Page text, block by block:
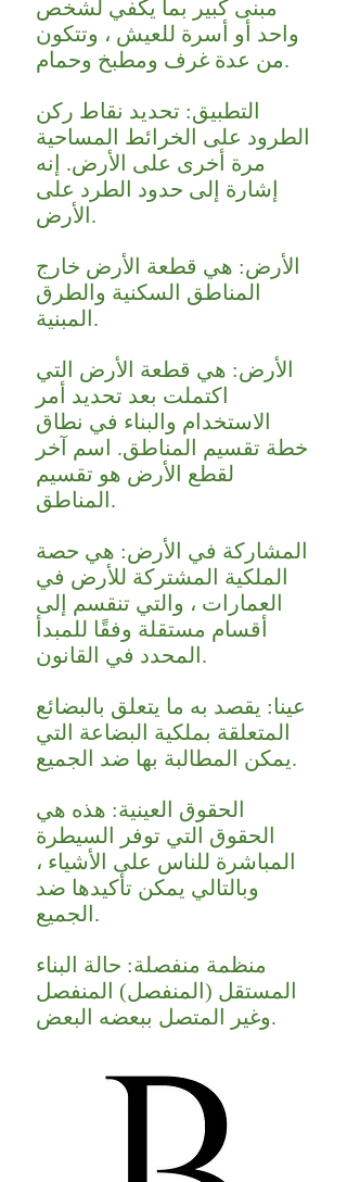
مبنى كبير بما يكفي لشخص
واحد أو أسرة للعيش ، وتتكون
من عدة غرف ومطبخ وحمام.
التطبيق: تحديد نقاط ركن
الطرود على الخرائط المساحية
مرة أخرى على الأرض. إنه
إشارة إلى حدود الطرد على
الأرض.
الأرض: هي قطعة الأرض خارج
المناطق السكنية والطرق
المبنية.
الأرض: هي قطعة الأرض التي
اكتملت بعد تحديد أمر
الاستخدام والبناء في نطاق
خطة تقسيم المناطق. اسم آخر
لقطع الأرض هو تقسيم
المناطق.
المشاركة في الأرض: هي حصة
الملكية المشتركة للأرض في
العمارات ، والتي تنقسم إلى
أقسام مستقلة وفقًا للمبدأ
المحدد في القانون.
عينا: يقصد به ما يتعلق بالبضائع
المتعلقة بملكية البضاعة التي
يمكن المطالبة بها ضد الجميع.
الحقوق العينية: هذه هي
الحقوق التي توفر السيطرة
المباشرة للناس على الأشياء ،
وبالتالي يمكن تأكيدها ضد
الجميع.
منظمة منفصلة: حالة البناء
المستقل (المنفصل) المنفصل
وغير المتصل ببعضه البعض.